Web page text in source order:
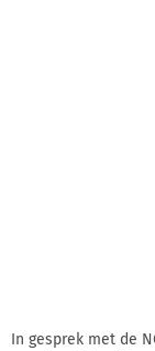
In gesprek met de